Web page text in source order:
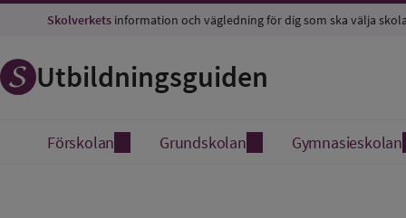
Skolverkets information och vägledning för dig som ska välja
Utbildningsguiden
Förskolan Grundskolan Gymnasieskolan